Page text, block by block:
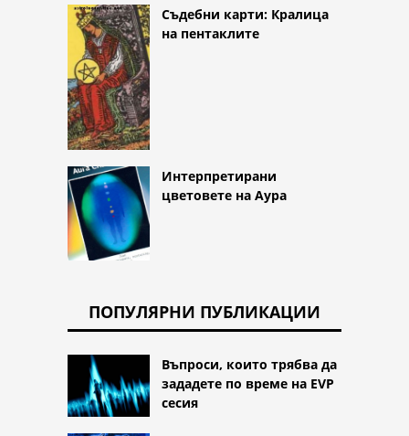
Съдебни карти: Кралица
на пентаклите
Интерпретирани
цветовете на Аура
ПОПУЛЯРНИ ПУБЛИКАЦИИ
Въпроси, които трябва да
зададете по време на EVP
сесия